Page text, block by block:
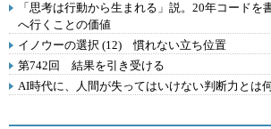
「思考は行動から生まれる」説。20年コードを
へ行くことの価値
イノウーの選択 (12) 慣れない立ち位置
第742回 結果を引き受ける
AI時代に、人間が失ってはいけない判断力とは